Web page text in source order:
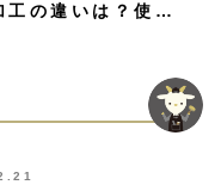
工の違いは？使…